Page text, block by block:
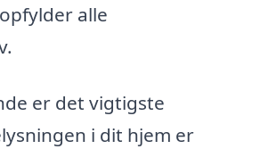
alle
er det vigtigste
i dit hjem er